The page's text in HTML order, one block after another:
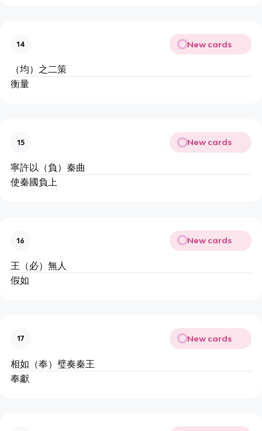
14 New cards
（均）之二策
衡量
15 New cards
寧許以（負）秦曲
使秦國負上
16 New cards
王（必）無人
假如
17 New cards
相如（奉）璧奏秦王
奉獻